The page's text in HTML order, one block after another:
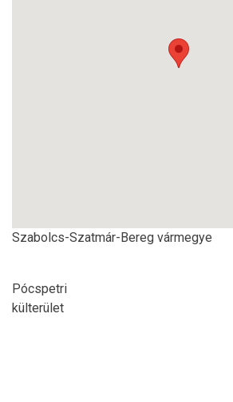
Szabolcs-Szatmár-Bereg vármegye
Pócspetri
külterület